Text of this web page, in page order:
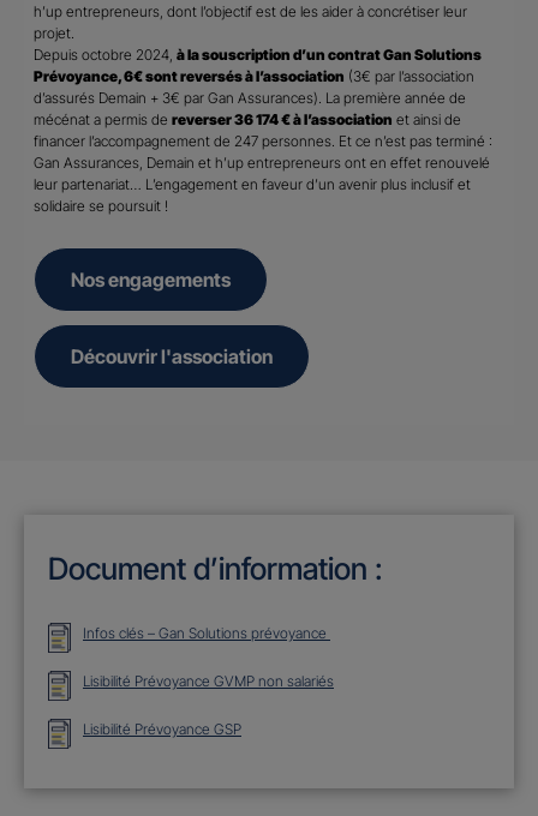
h’up entrepreneurs, dont l’objectif est de les aider à concrétiser leur
projet.
Depuis octobre 2024, à la souscription d’un contrat Gan Solutions
Prévoyance, 6€ sont reversés à l’association (3€ par l’association
d’assurés Demain + 3€ par Gan Assurances). La première année de
mécénat a permis de reverser 36 174 € à l’association et ainsi de
financer l’accompagnement de 247 personnes. Et ce n’est pas terminé :
Gan Assurances, Demain et h’up entrepreneurs ont en effet renouvelé
leur partenariat… L’engagement en faveur d’un avenir plus inclusif et
solidaire se poursuit !
Nos engagements
Découvrir l'association
Document d’information :
Infos clés – Gan Solutions prévoyance
Lisibilité Prévoyance GVMP non salariés
Lisibilité Prévoyance GSP